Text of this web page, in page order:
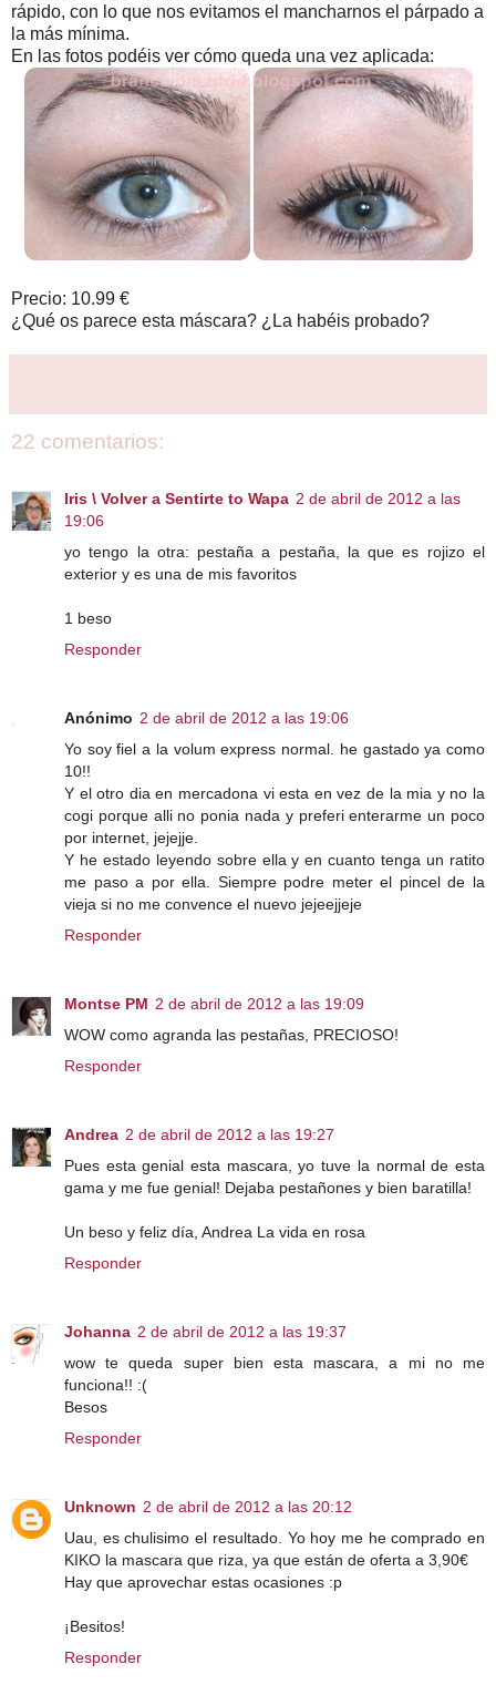
rápido, con lo que nos evitamos el mancharnos el párpado a
la más mínima.
En las fotos podéis ver cómo queda una vez aplicada:
Precio: 10.99 €
¿Qué os parece esta máscara? ¿La habéis probado?
22 comentarios:
Iris \ Volver a Sentirte to Wapa 2 de abril de 2012 a las
19:06
yo tengo la otra: pestaña a pestaña, la que es rojizo el
exterior y es una de mis favoritos
1 beso
Responder
Anónimo 2 de abril de 2012 a las 19:06
Yo soy fiel a la volum express normal. he gastado ya como
10!!
Y el otro dia en mercadona vi esta en vez de la mia y no la
cogi porque alli no ponia nada y preferi enterarme un poco
por internet, jejejje.
Y he estado leyendo sobre ella y en cuanto tenga un ratito
me paso a por ella. Siempre podre meter el pincel de la
vieja si no me convence el nuevo jejeejjeje
Responder
Montse PM 2 de abril de 2012 a las 19:09
WOW como agranda las pestañas, PRECIOSO!
Responder
Andrea 2 de abril de 2012 a las 19:27
Pues esta genial esta mascara, yo tuve la normal de esta
gama y me fue genial! Dejaba pestañones y bien baratilla!
Un beso y feliz día, Andrea La vida en rosa
Responder
Johanna 2 de abril de 2012 a las 19:37
wow te queda super bien esta mascara, a mi no me
funciona!! :(
Besos
Responder
Unknown 2 de abril de 2012 a las 20:12
Uau, es chulisimo el resultado. Yo hoy me he comprado en
KIKO la mascara que riza, ya que están de oferta a 3,90€
Hay que aprovechar estas ocasiones :p
¡Besitos!
Responder